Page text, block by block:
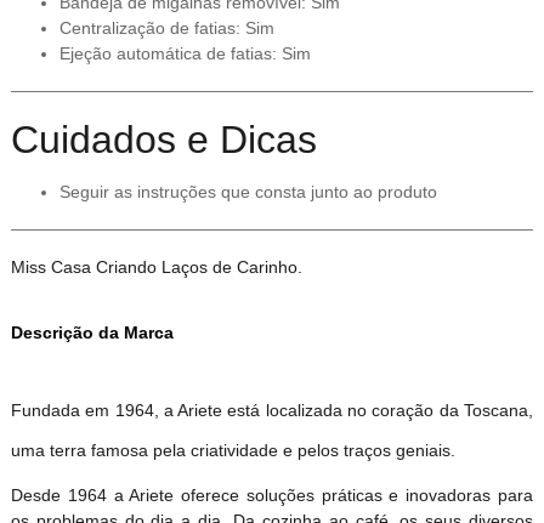
Centralização de fatias: Sim
Ejeção automática de fatias: Sim
Cuidados e Dicas
Seguir as instruções que consta junto ao produto
Miss Casa Criando Laços de Carinho.
Descrição da Marca
Fundada em 1964, a Ariete está localizada no coração da Toscana,
uma terra famosa pela criatividade e pelos traços geniais.
Desde 1964 a Ariete oferece soluções práticas e inovadoras para